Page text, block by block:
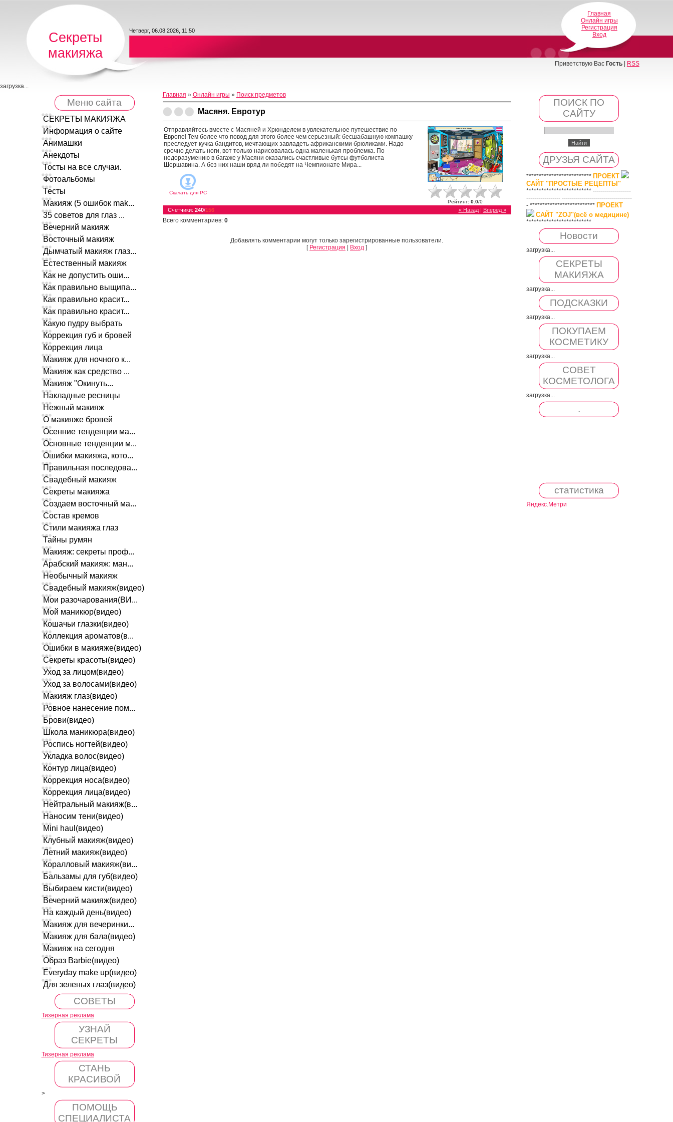
Секреты
макияжа
Четверг, 06.08.2026, 11:50
Главная
Онлайн игры
Регистрация
Вход
Приветствую Вас Гость| RSS
загрузка...
Меню сайта
СЕКРЕТЫ МАКИЯЖА
Информация о сайте
Анимашки
Анекдоты
Тосты на все случаи.
Фотоальбомы
Тесты
Макияж (5 ошибок mak...
35 советов для глаз ...
Вечерний макияж
Восточный макияж
Дымчатый макияж глаз...
Естественный макияж
Как не допустить оши...
Как правильно выщипа...
Как правильно красит...
Как правильно красит...
Какую пудру выбрать
Коррекция губ и бровей
Коррекция лица
Макияж для ночного к...
Макияж как средство ...
Макияж "Окинуть...
Накладные ресницы
Нежный макияж
О макияже бровей
Осенние тенденции ма...
Основные тенденции м...
Ошибки макияжа, кото...
Правильная последова...
Свадебный макияж
Секреты макияжа
Создаем восточный ма...
Состав кремов
Стили макияжа глаз
Тайны румян
Макияж: секреты проф...
Арабский макияж: ман...
Необычный макияж
Свадебный макияж(видео)
Мои разочарования(ВИ...
Мой маникюр(видео)
Кошачьи глазки(видео)
Коллекция ароматов(в...
Ошибки в макияже(видео)
Секреты красоты(видео)
Уход за лицом(видео)
Уход за волосами(видео)
Макияж глаз(видео)
Ровное нанесение пом...
Брови(видео)
Школа маникюра(видео)
Роспись ногтей(видео)
Укладка волос(видео)
Контур лица(видео)
Коррекция носа(видео)
Коррекция лица(видео)
Нейтральный макияж(в...
Наносим тени(видео)
Mini haul(видео)
Клубный макияж(видео)
Летний макияж(видео)
Коралловый макияж(ви...
Бальзамы для губ(видео)
Выбираем кисти(видео)
Вечерний макияж(видео)
На каждый день(видео)
Макияж для вечеринки...
Макияж для бала(видео)
Макияж на сегодня
Образ Barbie(видео)
Everyday make up(видео)
Для зеленых глаз(видео)
СОВЕТЫ
Тизерная реклама
УЗНАЙ
СЕКРЕТЫ
Тизерная реклама
СТАНЬ
КРАСИВОЙ
>
ПОМОЩЬ
СПЕЦИАЛИСТА
Главная » Онлайн игры » Поиск предметов
Масяня. Евротур
Отправляйтесь вместе с Масяней и Хрюнделем в увлекательное путешествие по
Европе! Тем более что повод для этого более чем серьезный: бесшабашную компашку
преследует кучка бандитов, мечтающих завладеть африканскими брюликами. Надо
срочно делать ноги, вот только нарисовалась одна маленькая проблемка. По
недоразумению в багаже у Масяни оказались счастливые бутсы футболиста
Шершавина. А без них наши вряд ли победят на Чемпионате Мира...
Скачать дляPC
Рейтинг: 0.0/0
« Назад| Вперед »
Счетчики: 240/156
Всего комментариев: 0
Добавлять комментарии могут только зарегистрированные пользователи.
[ Регистрация Вход ]
ПОИСК ПО
САЙТУ
ДРУЗЬЯ САЙТА
************************** ПРОЕКТ
САЙТ "ПРОСТЫЕ РЕЦЕПТЫ"
************************** -------------------
----------------- -----------------------------------
- ************************** ПРОЕКТ
САЙТ "ZOJ"(всё о медицине)
**************************
Новости
загрузка...
СЕКРЕТЫ
МАКИЯЖА
загрузка...
ПОДСКАЗКИ
загрузка...
ПОКУПАЕМ
КОСМЕТИКУ
загрузка...
СОВЕТ
КОСМЕТОЛОГА
загрузка...
.
статистика